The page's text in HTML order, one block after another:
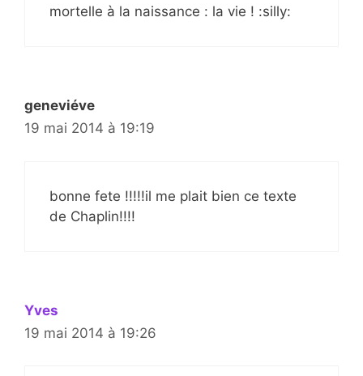
mortelle à la naissance : la vie ! :silly:
geneviéve
19 mai 2014 à 19:19
bonne fete !!!!!il me plait bien ce texte
de Chaplin!!!!
Yves
19 mai 2014 à 19:26